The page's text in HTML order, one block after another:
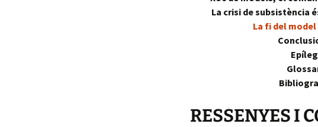
La crisi de subsistència
La fi del
Epíleg
RESSENYES I